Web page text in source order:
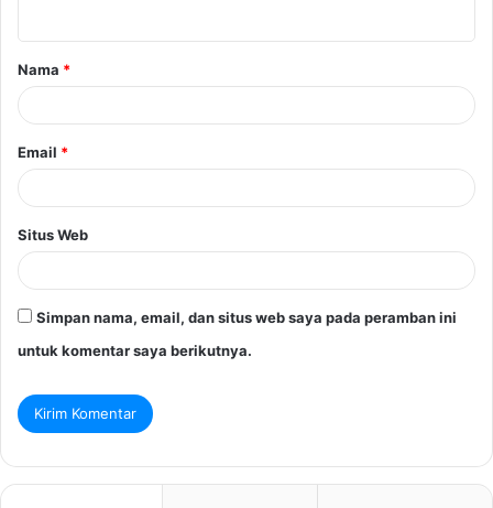
a
r
Nama *
Email *
Situs Web
Simpan nama, email, dan situs web saya pada peramban ini
untuk komentar saya berikutnya.